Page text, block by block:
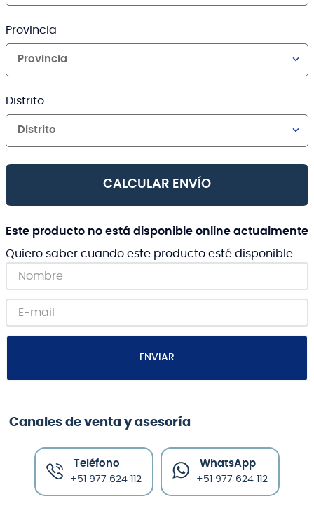
Provincia
Provincia
Distrito
Distrito
CALCULAR ENVÍO
Este producto no está disponible online actualmente
Quiero saber cuando este producto esté disponible
ENVIAR
Canales de venta y asesoría
Teléfono
+51 977 624 112
WhatsApp
+51 977 624 112